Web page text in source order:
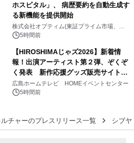
ホスピタル」、 病歴要約を自動生成す
る新機能を提供開始
株式会社オプティム(東証プライム市場、コ
ード：3694)
5時間前
【HIROSHIMAじゃズ2026】新着情
報！出演アーティスト第２弾、ぞくぞ
く発表 新作応援グッズ販売サイトも
同時オープンします！
広島ホームテレビ HOMEイベントセンター
5時間前
チャーのプレスリリース一覧 シブ